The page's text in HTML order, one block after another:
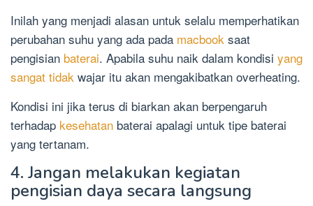
Inilah yang menjadi alasan untuk selalu memperhatikan
perubahan suhu yang ada pada macbook saat
pengisian baterai. Apabila suhu naik dalam kondisi yang
sangat tidak wajar itu akan mengakibatkan overheating.
Kondisi ini jika terus di biarkan akan berpengaruh
terhadap kesehatan baterai apalagi untuk tipe baterai
yang tertanam.
4. Jangan melakukan kegiatan
pengisian daya secara langsung